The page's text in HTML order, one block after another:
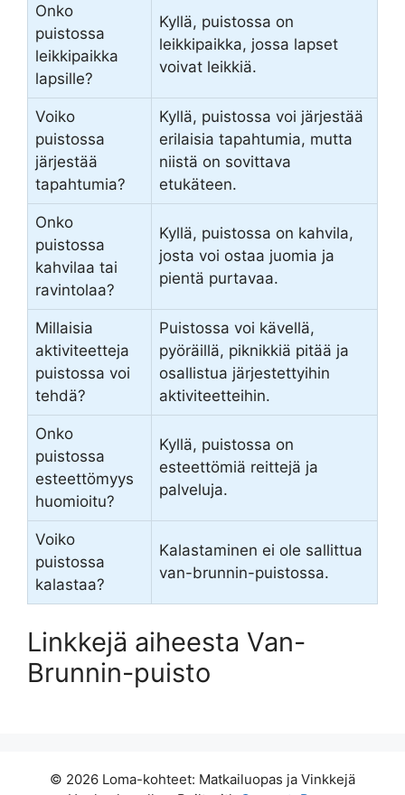
Onko
puistossa
leikkipaikka
lapsille?
Kyllä, puistossa on
leikkipaikka, jossa lapset
voivat leikkiä.
Voiko
puistossa
järjestää
tapahtumia?
Kyllä, puistossa voi järjestää
erilaisia tapahtumia, mutta
niistä on sovittava
etukäteen.
Onko
puistossa
kahvilaa tai
ravintolaa?
Kyllä, puistossa on kahvila,
josta voi ostaa juomia ja
pientä purtavaa.
Millaisia
aktiviteetteja
puistossa voi
tehdä?
Puistossa voi kävellä,
pyöräillä, piknikkiä pitää ja
osallistua järjestettyihin
aktiviteetteihin.
Onko
puistossa
esteettömyys
huomioitu?
Kyllä, puistossa on
esteettömiä reittejä ja
palveluja.
Voiko
puistossa
kalastaa?
Kalastaminen ei ole sallittua
van-brunnin-puistossa.
Linkkejä aiheesta Van-
Brunnin-puisto
© 2026 Loma-kohteet: Matkailuopas ja Vinkkejä